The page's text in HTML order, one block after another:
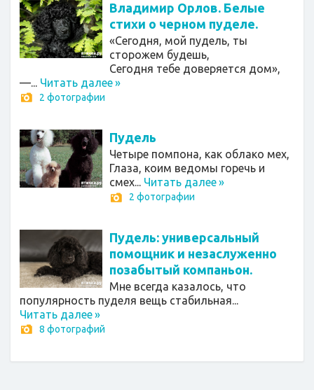
Владимир Орлов. Белые
стихи о черном пуделе.
«Сегодня, мой пудель, ты
сторожем будешь,
Сегодня тебе доверяется дом»,
—... Читать далее»
2 фотографии
Пудель
Четыре помпона, как облако мех,
Глаза, коим ведомы горечь и
смех... Читать далее»
2 фотографии
Пудель: универсальный
помощник и незаслуженно
позабытый компаньон.
Мне всегда казалось, что
популярность пуделя вещь стабильная...
Читать далее»
8 фотографий